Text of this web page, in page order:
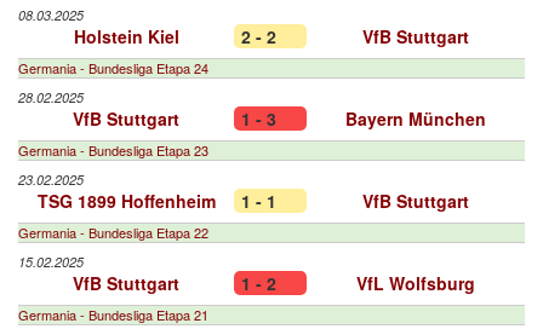
08.03.2025
Holstein Kiel 2 - 2 VfB Stuttgart
Germania - Bundesliga Etapa 24
28.02.2025
VfB Stuttgart 1 - 3 Bayern München
Germania - Bundesliga Etapa 23
23.02.2025
TSG 1899 Hoffenheim 1 - 1 VfB Stuttgart
Germania - Bundesliga Etapa 22
15.02.2025
VfB Stuttgart 1 - 2 VfL Wolfsburg
Germania - Bundesliga Etapa 21